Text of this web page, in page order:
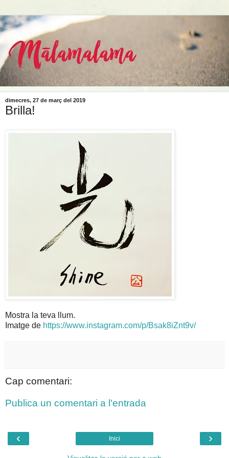
dimecres, 27 de març del 2019
Brilla!
Mostra la teva llum.
Imatge de https://www.instagram.com/p/Bsak8iZnt9v/
Cap comentari:
Publica un comentari a l'entrada
‹ ›
Inici